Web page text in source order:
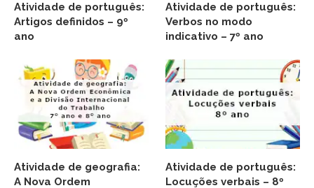
Atividade de português:
Artigos definidos – 9º
ano
Atividade de português:
Verbos no modo
indicativo – 7º ano
Atividade de geografia:
A Nova Ordem
Atividade de português:
Locuções verbais – 8º